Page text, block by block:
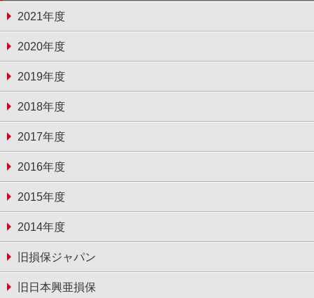
2021年度
2020年度
2019年度
2018年度
2017年度
2016年度
2015年度
2014年度
旧損保ジャパン
旧日本興亜損保